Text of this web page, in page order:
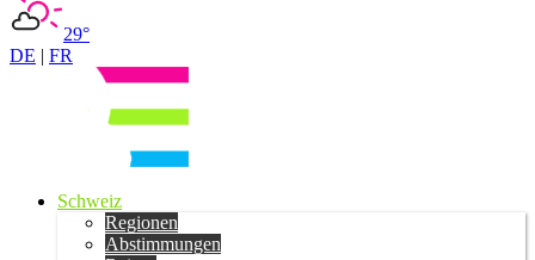
29°
DE | FR
Schweiz
Regionen
Abstimmungen